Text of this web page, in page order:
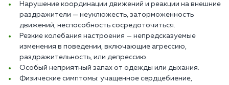
Нарушение координации движений и реакции на внешние
раздражители — неуклюжесть, заторможенность
движений, неспособность сосредоточиться.
Резкие колебания настроения — непредсказуемые
изменения в поведении, включающие агрессию,
раздражительность, или депрессию.
Особый неприятный запах от одежды или дыхания.
Физические симптомы: учащенное сердцебиение,